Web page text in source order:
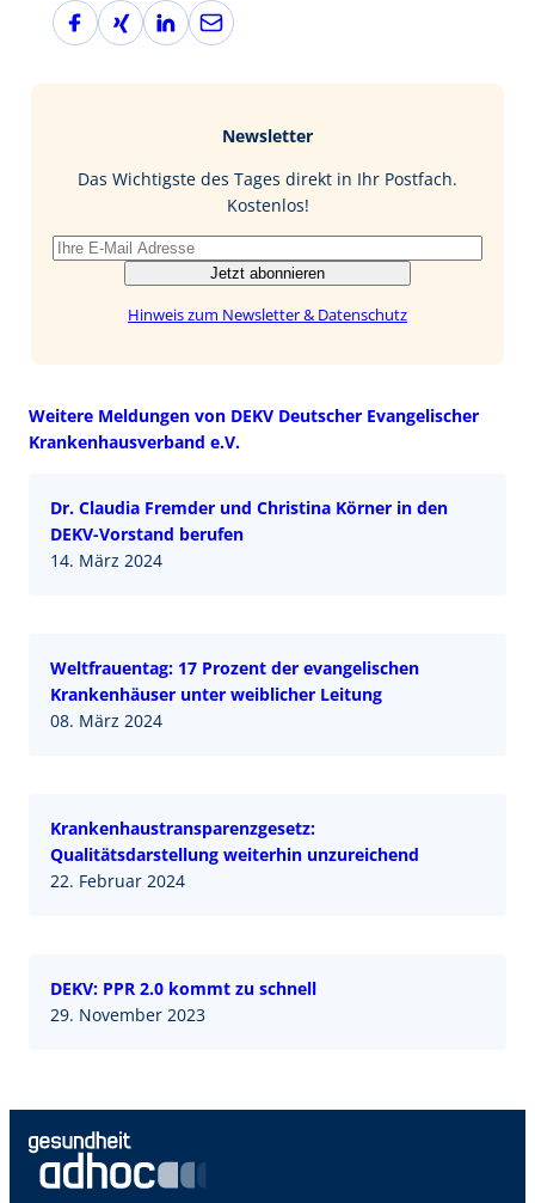
F
a
X
i
L
i
I
E
-
Newsletter
Das Wichtigste des Tages direkt in Ihr Postfach.
Kostenlos!
Jetzt abonnieren
Hinweis zum Newsletter & Datenschutz
Weitere Meldungen von DEKV Deutscher Evangelischer
Krankenhausverband e.V.
Dr. Claudia Fremder und Christina Körner in den
DEKV-Vorstand berufen
14. März 2024
Weltfrauentag: 17 Prozent der evangelischen
Krankenhäuser unter weiblicher Leitung
08. März 2024
Krankenhaustransparenzgesetz:
Qualitätsdarstellung weiterhin unzureichend
22. Februar 2024
DEKV: PPR 2.0 kommt zu schnell
29. November 2023